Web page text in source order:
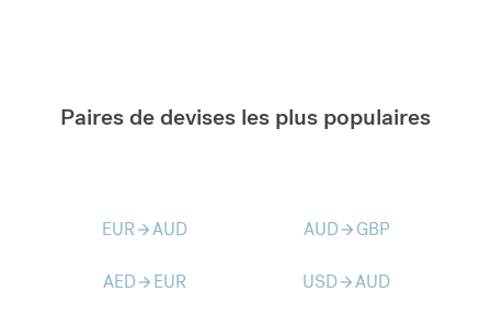
Paires de devises les plus populaires
EURarrow_forwardAUD AUDarrow_forward GBP
AEDarrow_forward EUR USDarrow_forwardAUD